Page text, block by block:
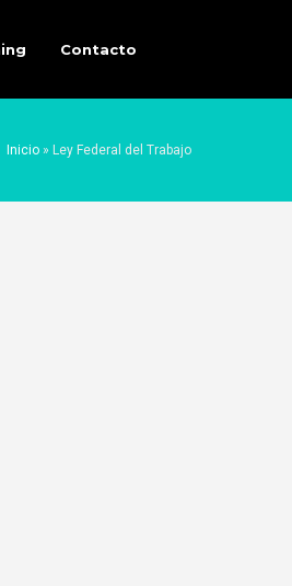
Contacto
Inicio » Ley Federal del Trabajo